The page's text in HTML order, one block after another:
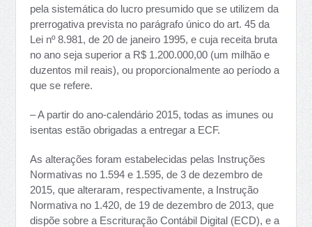
pela sistemática do lucro presumido que se utilizem da
prerrogativa prevista no parágrafo único do art. 45 da
Lei nº 8.981, de 20 de janeiro 1995, e cuja receita bruta
no ano seja superior a R$ 1.200.000,00 (um milhão e
duzentos mil reais), ou proporcionalmente ao período a
que se refere.
– A partir do ano-calendário 2015, todas as imunes ou
isentas estão obrigadas a entregar a ECF.
As alterações foram estabelecidas pelas Instruções
Normativas no 1.594 e 1.595, de 3 de dezembro de
2015, que alteraram, respectivamente, a Instrução
Normativa no 1.420, de 19 de dezembro de 2013, que
dispõe sobre a Escrituração Contábil Digital (ECD), e a